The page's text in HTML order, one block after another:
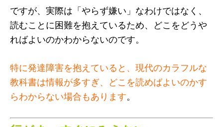
ですが、実際は「やらず嫌い」なわけではなく、
読むことに困難を抱えているため、どこをどうや
ればよいのかわからないのです。
特に発達障害を抱えていると、現代のカラフルな
教科書は情報が多すぎ、どこを読めばよいのかす
らわからない場合もあります。